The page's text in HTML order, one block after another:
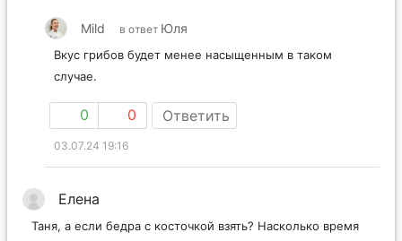
Mild в ответ Юля
Вкус грибов будет менее насыщенным в таком
случае.
0 0 Ответить
03.07.24 19:16
Елена
Таня, а если бедра с косточкой взять? Насколько время